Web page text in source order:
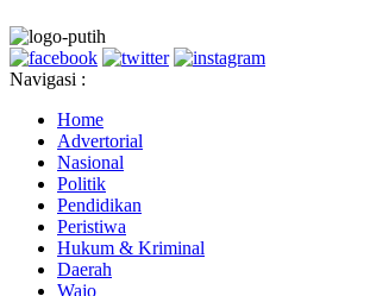
Navigasi :
Home
Advertorial
Nasional
Politik
Pendidikan
Peristiwa
Hukum & Kriminal
Daerah
Wajo